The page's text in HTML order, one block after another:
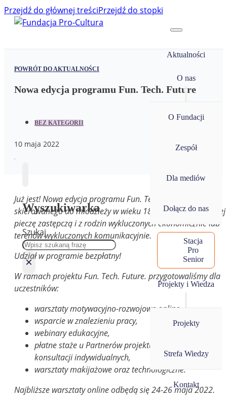
Przejdź do głównej treściPrzejdź do stopki
Aktualności
O nas
O Fundacji
Zespół
Dla mediów
Dołącz do nas
Stacja
Pro
Senior
Projekty i Wiedza
Projekty
Strefa Wiedzy
Kontakt
Wyszukiwarka
Szukaj
×
POWRÓT DO AKTUALNOŚCI
Nowa edycja programu Fun. Tech. Future
BEZ KATEGORII
10 maja 2022
Już jest! Nowa edycja programu Fun. Tech. Future
skierowanego do młodzieży w wieku 18-21 lat opuszczającej
pieczę zastępczą i z rodzin wykluczonych ekonomicznie lub
terenów wykluczonych komunikacyjnie.
Udział w programie bezpłatny!
W ramach projektu Fun. Tech. Future. przygotowaliśmy dla
uczestników:
warsztaty motywacyjno-rozwojowe online,
wsparcie w znalezieniu pracy,
webinary edukacyjne,
płatne staże u Partnerów projektu z pakietem
konsultacji indywidualnych,
warsztaty makijażowe oraz technologiczne.
Najbliższe warsztaty online odbędą się 24-26 maja 2022.